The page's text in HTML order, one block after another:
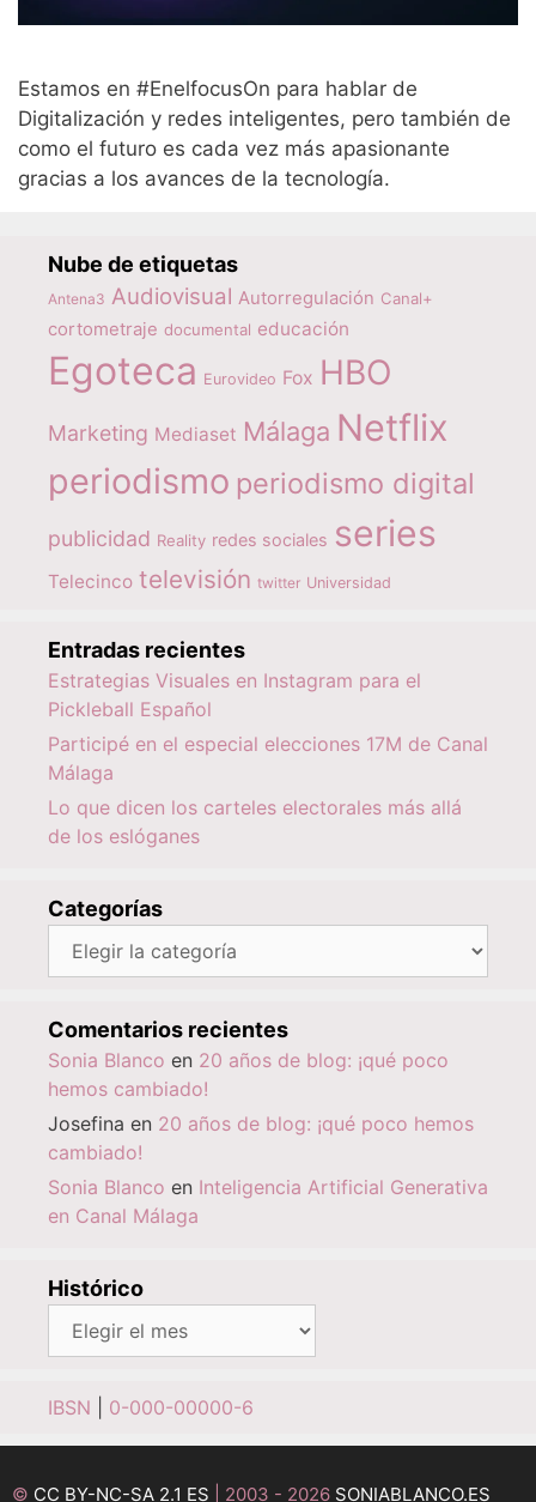
Estamos en #EnelfocusOn para hablar de
Digitalización y redes inteligentes, pero también de
como el futuro es cada vez más apasionante
gracias a los avances de la tecnología.
Nube de etiquetas
Antena3 Audiovisual Autorregulación Canal+
cortometraje documental educación
Egoteca Eurovideo Fox HBO
Marketing Mediaset Málaga Netflix
periodismo periodismo digital
publicidad Reality redes sociales series
Telecinco televisión twitter Universidad
Entradas recientes
Estrategias Visuales en Instagram para el
Pickleball Español
Participé en el especial elecciones 17M de Canal
Málaga
Lo que dicen los carteles electorales más allá
de los eslóganes
Categorías
Categorías
Comentarios recientes
Sonia Blanco en 20 años de blog: ¡qué poco
hemos cambiado!
Josefina en 20 años de blog: ¡qué poco hemos
cambiado!
Sonia Blanco en Inteligencia Artificial Generativa
en Canal Málaga
Histórico
Histórico
IBSN 0-000-00000-6
© CC BY-NC-SA 2.1 ES | 2003 - 2026 SONIABLANCO.ES